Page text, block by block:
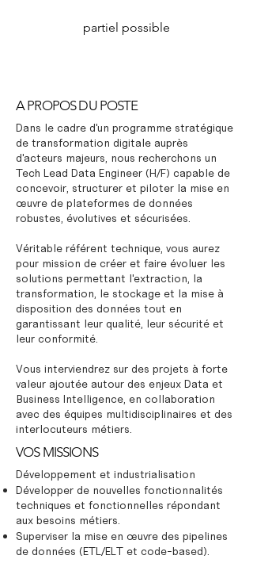
partiel possible
A PROPOS DU POSTE
Dans le cadre d'un programme stratégique
de transformation digitale auprès
d'acteurs majeurs, nous recherchons un
Tech Lead Data Engineer (H/F) capable de
concevoir, structurer et piloter la mise en
œuvre de plateformes de données
robustes, évolutives et sécurisées.
Véritable référent technique, vous aurez
pour mission de créer et faire évoluer les
solutions permettant l'extraction, la
transformation, le stockage et la mise à
disposition des données tout en
garantissant leur qualité, leur sécurité et
leur conformité.
Vous interviendrez sur des projets à forte
valeur ajoutée autour des enjeux Data et
Business Intelligence, en collaboration
avec des équipes multidisciplinaires et des
interlocuteurs métiers.
VOS MISSIONS
Développement et industrialisation
Développer de nouvelles fonctionnalités
techniques et fonctionnelles répondant
aux besoins métiers.
Superviser la mise en œuvre des pipelines
de données (ETL/ELT et code-based).